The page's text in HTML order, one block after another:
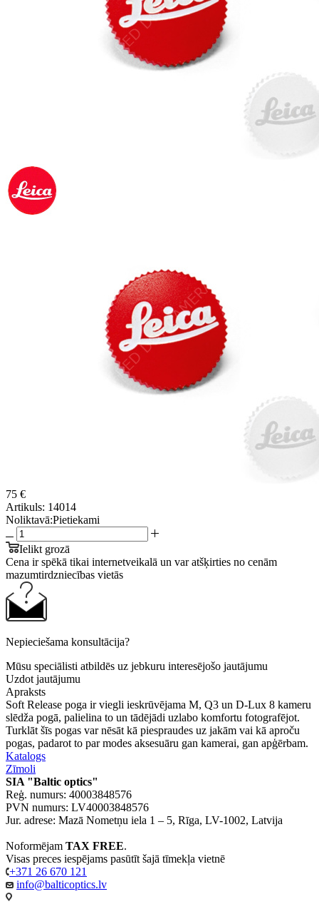
75 €
Artikuls: 14014
Noliktavā:Pietiekami
Ielikt grozā
Cena ir spēkā tikai internetveikalā un var atšķirties no cenām
mazumtirdzniecības vietās
Nepieciešama konsultācija?
Mūsu speciālisti atbildēs uz jebkuru interesējošo jautājumu
Uzdot jautājumu
Apraksts
Soft Release poga ir viegli ieskrūvējama M, Q3 un D-Lux 8 kameru
slēdža pogā, palielina to un tādējādi uzlabo komfortu fotografējot.
Turklāt šīs pogas var nēsāt kā piespraudes uz jakām vai kā aproču
pogas, padarot to par modes aksesuāru gan kamerai, gan apģērbam.
Katalogs
Zīmoli
SIA "Baltic optics"
Reģ. numurs: 40003848576
PVN numurs: LV40003848576
Jur. adrese: Mazā Nometņu iela 1 – 5, Rīga, LV-1002, Latvija
Noformējam TAX FREE.
Visas preces iespējams pasūtīt šajā tīmekļa vietnē
+371 26 670 121
info@balticoptics.lv